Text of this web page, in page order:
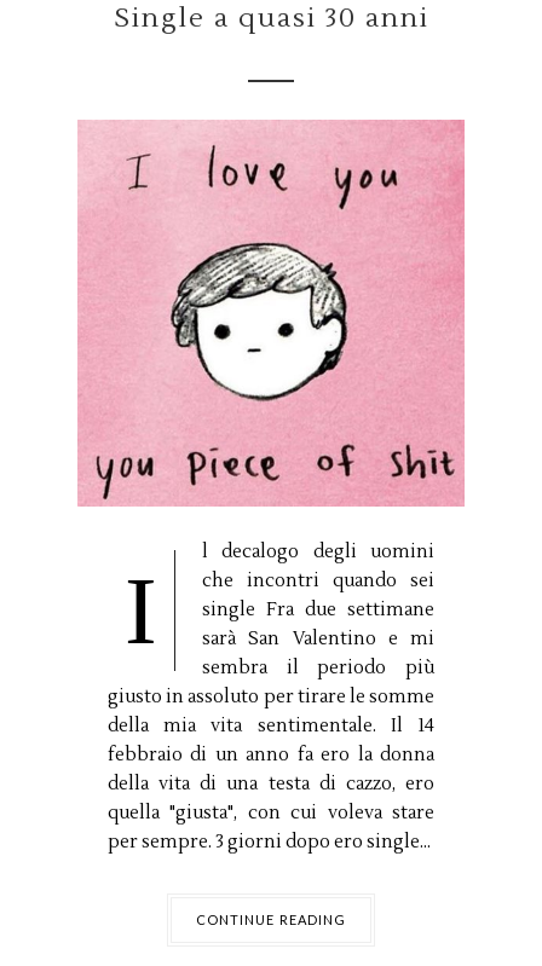
Single a quasi 30 anni
I
l decalogo degli uomini
che incontri quando sei
single Fra due settimane
sarà San Valentino e mi
sembra il periodo più
giusto in assoluto per tirare le somme
della mia vita sentimentale. Il 14
febbraio di un anno fa ero la donna
della vita di una testa di cazzo, ero
quella "giusta", con cui voleva stare
per sempre. 3 giorni dopo ero single...
CONTINUE READING